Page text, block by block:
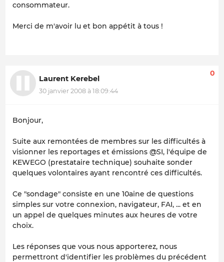
consommateur.
Merci de m'avoir lu et bon appétit à tous !
Laurent Kerebel
30 janvier 2008 à 18:09:44
0
Bonjour,
Suite aux remontées de membres sur les difficultés à
visionner les reportages et émissions @SI, l'équipe de
KEWEGO (prestataire technique) souhaite sonder
quelques volontaires ayant rencontré ces difficultés.
Ce "sondage" consiste en une 10aine de questions
simples sur votre connexion, navigateur, FAI, ... et en
un appel de quelques minutes aux heures de votre
choix.
Les réponses que vous nous apporterez, nous
permettront d'identifier les problèmes du précédent